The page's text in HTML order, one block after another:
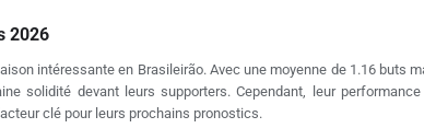
2026
intéressante en Brasileirão. Avec une moyenne de 1.16 buts
solidité devant leurs supporters. Cependant, leur
clé pour leurs prochains pronostics.